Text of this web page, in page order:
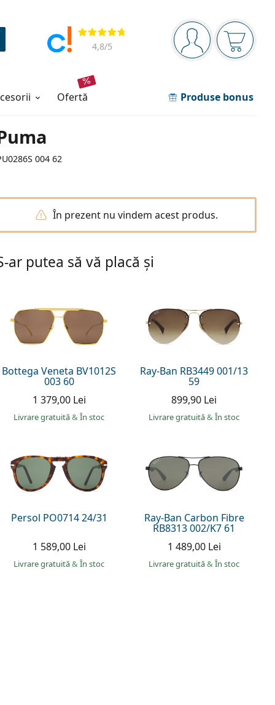
Panou de navigare
Sunteți logat
Coșul
Opinii
4,8/5
ofertă Produse bonus
004 62
În prezent nu vindem acest produs.
ar putea să vă placă și
Bottega Veneta BV1012S
003 60
1 379,00 Lei
Livrare gratuită& În stoc
Ray-Ban RB3449 001/13
59
899,90 Lei
Livrare gratuită& În stoc
Persol PO0714 24/31
1 589,00 Lei
Livrare gratuită& În stoc
Ray-Ban Carbon Fibre
RB8313 002/K7 61
1 489,00 Lei
Livrare gratuită& În stoc